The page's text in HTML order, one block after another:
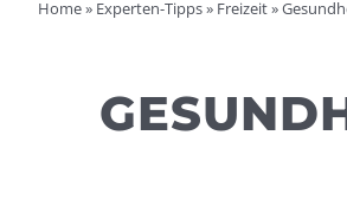
Home» Experten-Tipps» Freizeit»